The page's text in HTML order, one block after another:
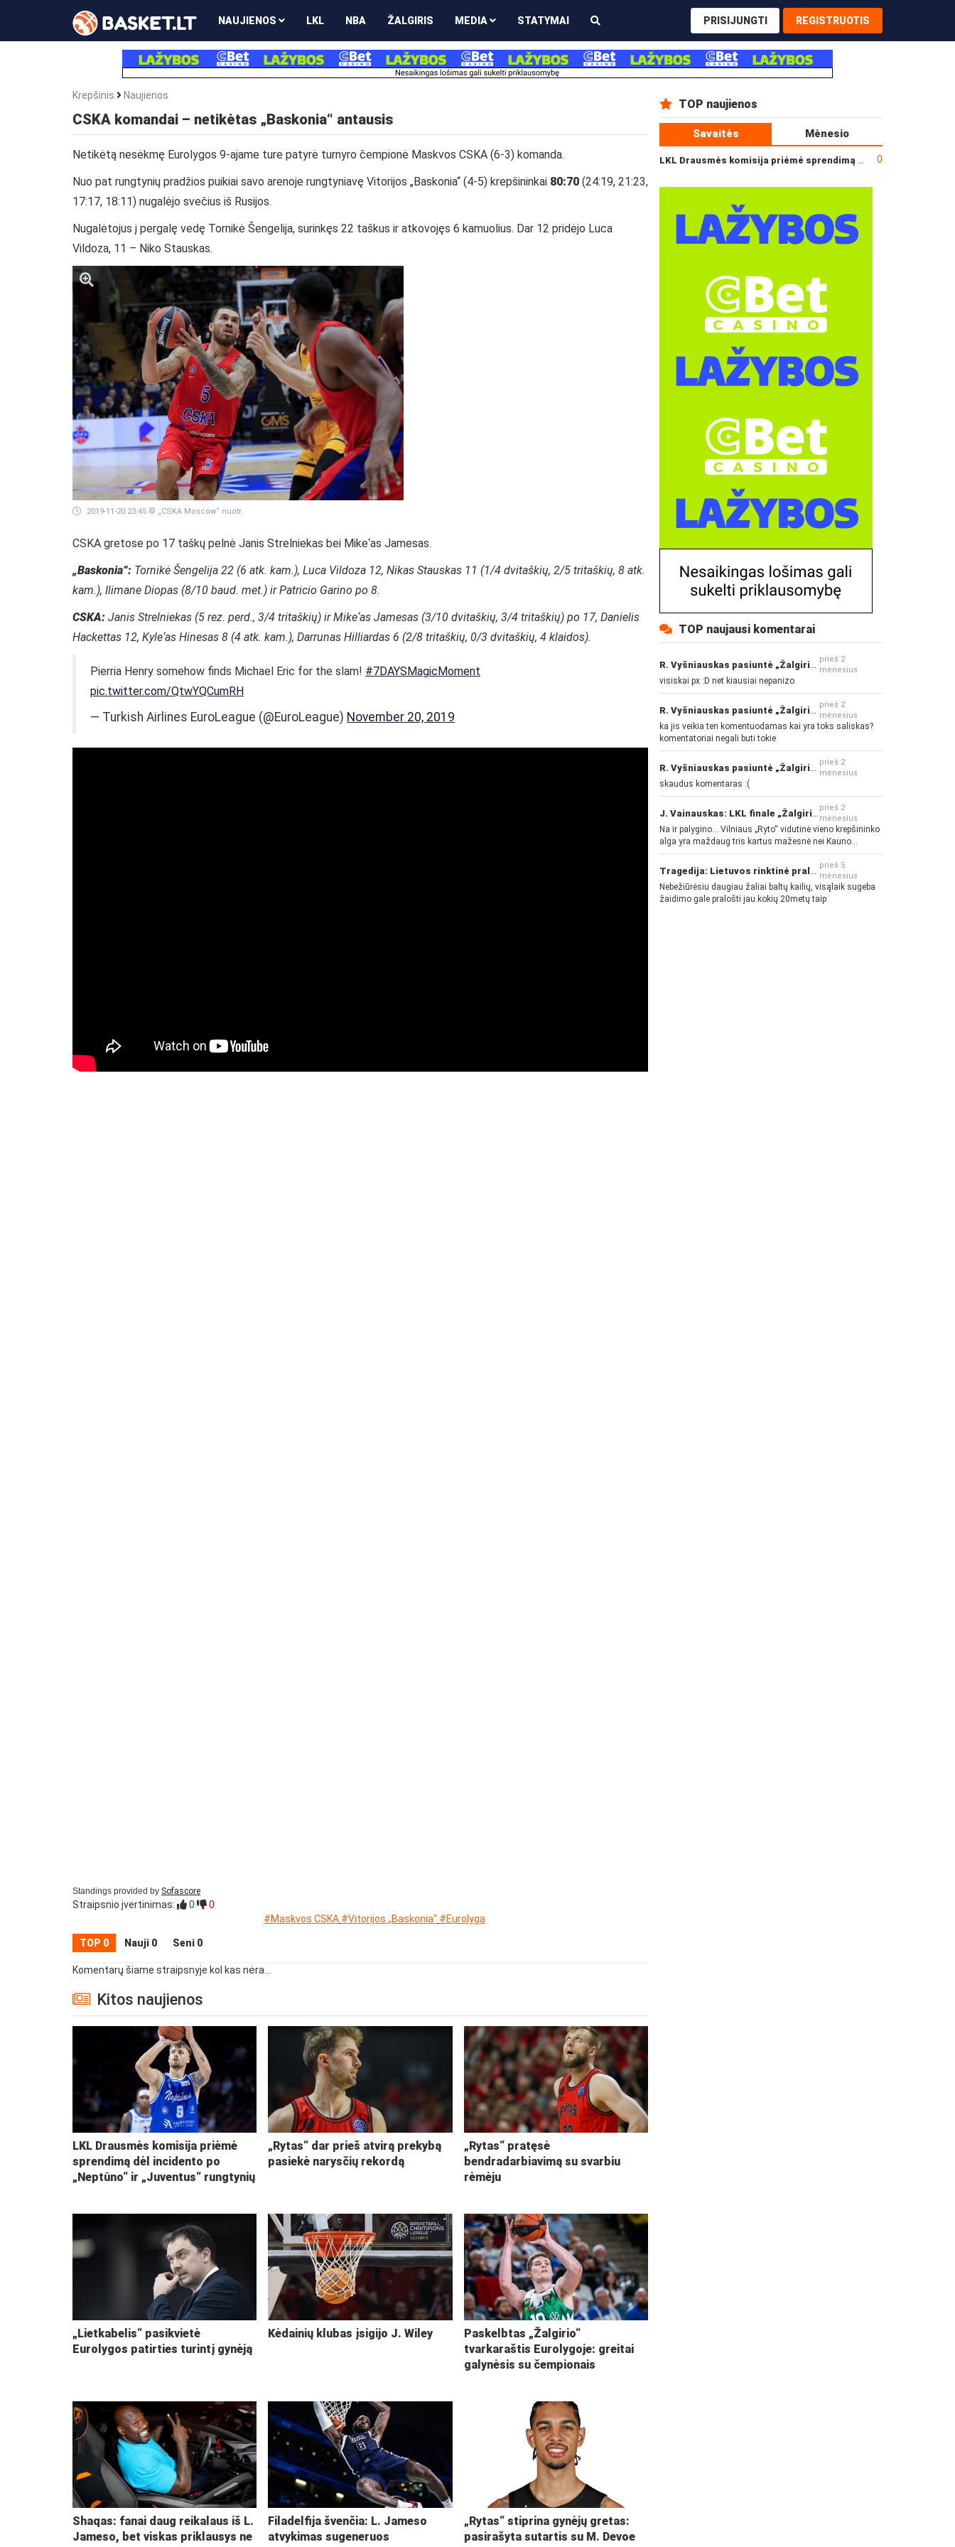
NAUJIENOS LKL NBA ŽALGIRIS MEDIA STATYMAI PRISIJUNGTI REGISTRUOTIS
Krepšinis Naujienos
CSKA komandai – netikėtas „Baskonia“ antausis
Netikėtą nesėkmę Eurolygos 9-ajame ture patyrė turnyro čempionė Maskvos CSKA (6-3) komanda.
Nuo pat rungtynių pradžios puikiai savo arenoje rungtyniavę Vitorijos „Baskonia“ (4-5) krepšininkai 80:70 (24:19, 21:23,
17:17, 18:11) nugalėjo svečius iš Rusijos.
Nugalėtojus į pergalę vedę Tornikė Šengelija, surinkęs 22 taškus ir atkovojęs 6 kamuolius. Dar 12 pridėjo Luca
Vildoza, 11 – Niko Stauskas.
2019-11-20 23:45 © „CSKA Moscow“ nuotr.
CSKA gretose po 17 taškų pelnė Janis Strelniekas bei Mike‘as Jamesas.
„Baskonia“: Tornikė Šengelija 22 (6 atk. kam.), Luca Vildoza 12, Nikas Stauskas 11 (1/4 dvitaškių, 2/5 tritaškių, 8 atk.
kam.), Ilimane Diopas (8/10 baud. met.) ir Patricio Garino po 8.
CSKA: Janis Strelniekas (5 rez. perd., 3/4 tritaškių) ir Mike‘as Jamesas (3/10 dvitaškių, 3/4 tritaškių) po 17, Danielis
Hackettas 12, Kyle‘as Hinesas 8 (4 atk. kam.), Darrunas Hilliardas 6 (2/8 tritaškių, 0/3 dvitaškių, 4 klaidos).
Pierria Henry somehow finds Michael Eric for the slam! #7DAYSMagicMoment
pic.twitter.com/QtwYQCumRH
— Turkish Airlines EuroLeague (@EuroLeague) November 20, 2019
Standings provided by Sofascore
Straipsnio įvertinimas: 0
0
#Maskvos CSKA #Vitorijos „Baskonia“ #Eurolyga
TOP 0 Nauji 0 Seni 0
Komentarų šiame straipsnyje kol kas nėra...
Kitos naujienos
LKL Drausmės komisija priėmė
sprendimą dėl incidento po
„Neptūno“ ir „Juventus“ rungtynių
„Rytas“ dar prieš atvirą prekybą
pasiekė narysčių rekordą
„Rytas“ pratęsė
bendradarbiavimą su svarbiu
rėmėju
„Lietkabelis“ pasikvietė
Eurolygos patirties turintį gynėją
Kėdainių klubas įsigijo J. Wiley
Paskelbtas „Žalgirio“
tvarkaraštis Eurolygoje: greitai
galynėsis su čempionais
Shaqas: fanai daug reikalaus iš L.
Jameso, bet viskas priklausys ne
Filadelfija švenčia: L. Jameso
atvykimas sugeneruos
„Rytas“ stiprina gynėjų gretas:
pasirašyta sutartis su M. Devoe
TOP naujienos
Savaitės Mėnesio
0
TOP naujausi komentarai
prieš 2
mėnesius
visiskai px :D net kiausiai nepanizo
prieš 2
mėnesius
ka jis veikia ten komentuodamas kai yra toks saliskas?
komentatoriai negali buti tokie
prieš 2
mėnesius
skaudus komentaras :(
prieš 2
mėnesius
Na ir palygino... Vilniaus „Ryto“ vidutinė vieno krepšininko
alga yra maždaug tris kartus mažesnė nei Kauno
„Žalgirio“... Mokama už sugebėjimus... Nėra pinigų - nėra
gerų žaidėjų...
prieš 5
mėnesius
Nebežiūrėsiu daugiau žaliai baltų kailių, visąlaik sugeba
žaidimo gale pralošti jau kokių 20metų taip